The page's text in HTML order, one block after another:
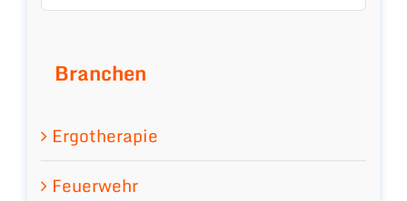
Branchen
Ergotherapie
Feuerwehr